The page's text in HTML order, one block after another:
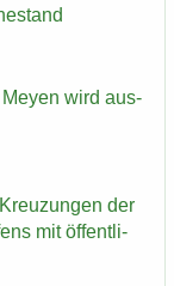
Meyen wird aus­
der
mit öf­fent­li­